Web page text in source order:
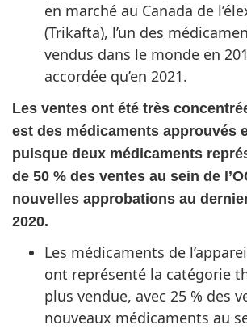
en marché au Canada de
(Trikafta), l’un des
vendus dans le monde en
accordée qu’en 2021.
Les ventes ont été très
est des médicaments approuvés
puisque deux médicaments
de 50 % des ventes au sein de
nouvelles approbations au
2020.
Les médicaments de
ont représenté la catégorie
plus vendue, avec 25 % des
nouveaux médicaments au